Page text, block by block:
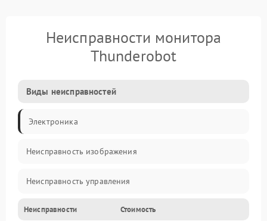
Неисправности монитора
Thunderobot
Виды неисправностей
Электроника
Неисправность изображения
Неисправность управления
Неисправность интерфейсов
Неисправности Стоимость